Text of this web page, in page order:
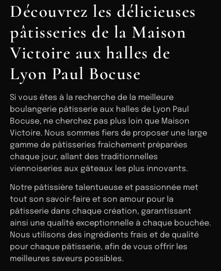
Découvrez les délicieuses
pâtisseries de la Maison
Victoire aux halles de
Lyon Paul Bocuse
Si vous êtes à la recherche de la meilleure
boulangerie pâtisserie aux halles de Lyon Paul
Bocuse, ne cherchez pas plus loin que Maison
Victoire. Nous sommes fiers de proposer une large
gamme de pâtisseries fraîchement préparées
chaque jour, allant des traditionnelles
viennoiseries aux gâteaux les plus innovants.
Notre pâtissière talentueuse et passionnée met
tout son savoir-faire et son amour pour la
pâtisserie dans chaque création, garantissant
ainsi une qualité exceptionnelle à chaque bouchée.
Nous utilisons des ingrédients frais et de qualité
pour chaque pâtisserie, afin de vous offrir les
meilleures saveurs possibles.